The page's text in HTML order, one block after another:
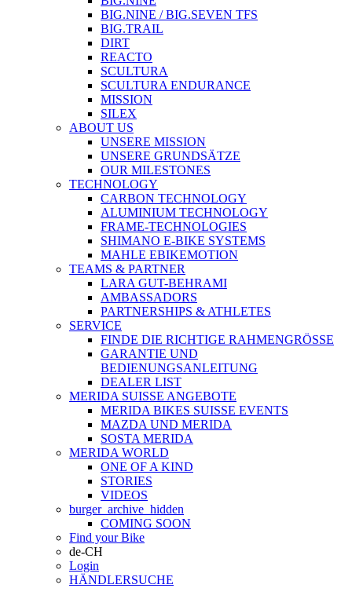
BIG.NINE / BIG.SEVEN TFS
BIG.TRAIL
DIRT
REACTO
SCULTURA
SCULTURA ENDURANCE
MISSION
SILEX
ABOUT US
UNSERE MISSION
UNSERE GRUNDSÄTZE
OUR MILESTONES
TECHNOLOGY
CARBON TECHNOLOGY
ALUMINIUM TECHNOLOGY
FRAME-TECHNOLOGIES
SHIMANO E-BIKE SYSTEMS
MAHLE EBIKEMOTION
TEAMS & PARTNER
LARA GUT-BEHRAMI
AMBASSADORS
PARTNERSHIPS & ATHLETES
SERVICE
FINDE DIE RICHTIGE RAHMENGRÖSSE
GARANTIE UND
BEDIENUNGSANLEITUNG
DEALER LIST
MERIDA SUISSE ANGEBOTE
MERIDA BIKES SUISSE EVENTS
MAZDA UND MERIDA
SOSTA MERIDA
MERIDA WORLD
ONE OF A KIND
STORIES
VIDEOS
burger_archive_hidden
COMING SOON
Find your Bike
de-CH
Login
HÄNDLERSUCHE